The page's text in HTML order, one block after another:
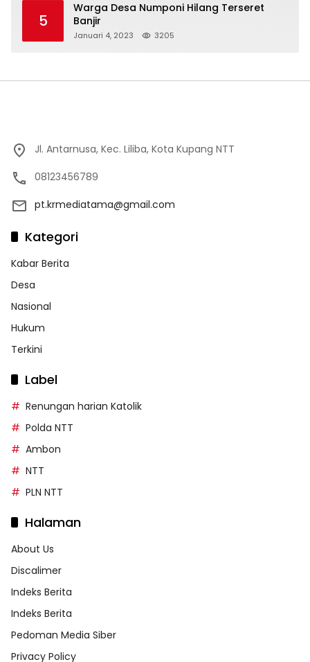
5
Warga Desa Numponi Hilang Terseret
Banjir
Januari 4, 2023 3205
Jl. Antarnusa, Kec. Liliba, Kota Kupang NTT
08123456789
pt.krmediatama@gmail.com
Kategori
Kabar Berita
Desa
Nasional
Hukum
Terkini
Label
Renungan harian Katolik
Polda NTT
Ambon
NTT
PLN NTT
Halaman
About Us
Discalimer
Indeks Berita
Indeks Berita
Pedoman Media Siber
Privacy Policy